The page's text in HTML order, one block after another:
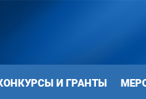
И ГРАНТЫ